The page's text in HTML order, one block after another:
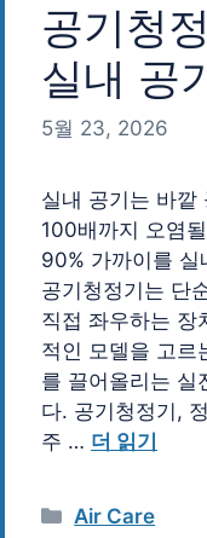
공기청
실내 공
5월 23, 2026
실내 공기는 바깥
100배까지 오염
90% 가까이를 실
공기청정기는 단
직접 좌우하는 장
적인 모델을 고르
를 끌어올리는 실
다. 공기청정기,
주 … 더 읽기
카
Air Care